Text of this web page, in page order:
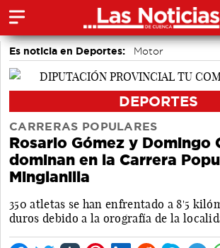
Es noticia en Deportes: Motor
DEPORTES
CARRERAS POPULARES
Rosario Gómez y Domingo
dominan en la Carrera
Minglanilla
350 atletas se han enfrentado a 8'5
duros debido a la orografía de la